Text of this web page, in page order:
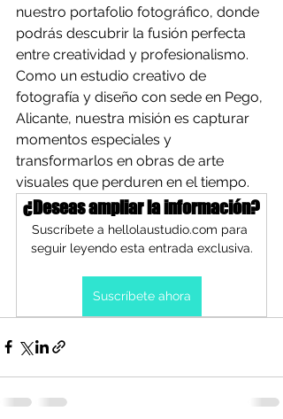
nuestro portafolio fotográfico, donde
podrás descubrir la fusión perfecta
entre creatividad y profesionalismo.
Como un estudio creativo de
fotografía y diseño con sede en Pego,
Alicante, nuestra misión es capturar
momentos especiales y
transformarlos en obras de arte
visuales que perduren en el tiempo.
¿Deseas ampliar la información?
Suscríbete a hellolaustudio.com para
seguir leyendo esta entrada exclusiva.
Suscríbete ahora